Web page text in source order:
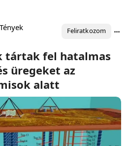
Feliratkozom
tártak fel hatalmas
üregeket az
alatt